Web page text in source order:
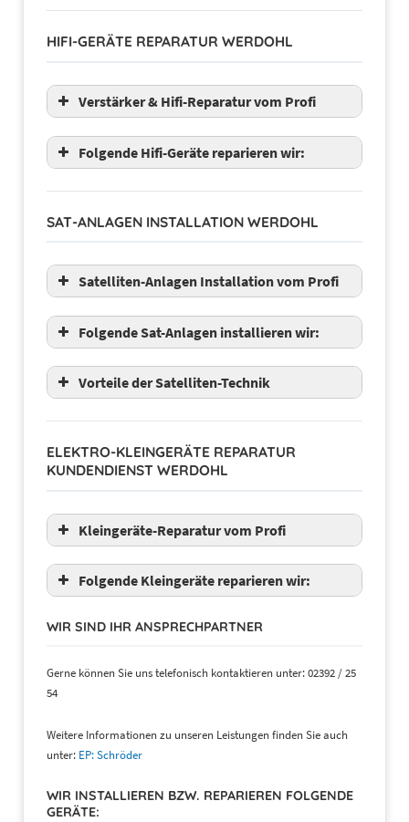
Samsung
Loewe
Orion
TechniSat
Telefunken
Metz
HIFI-GERÄTE REPARATUR WERDOHL
Verstärker & Hifi-Reparatur vom Profi
Folgende Hifi-Geräte reparieren wir:
Bose
Sharp
Revox
Philips
Teufel
Braun
Electronics
Grundig
Onkyo
Pioneer
SAT-ANLAGEN INSTALLATION WERDOHL
Satelliten-Anlagen Installation vom Profi
Folgende Sat-Anlagen installieren wir:
Fuba
Hirschmann
Humax
Selfsat
TechniSat
Vorteile der Satelliten-Technik
ELEKTRO-KLEINGERÄTE REPARATUR
KUNDENDIENST WERDOHL
Kleingeräte-Reparatur vom Profi
Folgende Kleingeräte reparieren wir:
Stihl
Kärcher
Bauknecht
WIR SIND IHR ANSPRECHPARTNER
Gerne können Sie uns telefonisch kontaktieren unter: 02392 / 25
54
Weitere Informationen zu unseren Leistungen finden Sie auch
unter: EP: Schröder
WIR INSTALLIEREN BZW. REPARIEREN FOLGENDE
GERÄTE: